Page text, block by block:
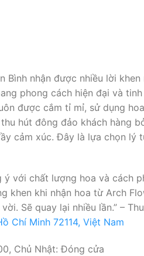
Bình nhận được nhiều lời
phong cách hiện đại và
được cắm tỉ mỉ, sử dụng
hút đông đảo khách hàng
cảm xúc. Đây là lựa chọn lý
với chất lượng hoa và cách
khen khi nhận hoa từ Arch
Sẽ quay lại nhiều lần.” –
Chí Minh 72114, Việt Nam
Chủ Nhật: Đóng cửa